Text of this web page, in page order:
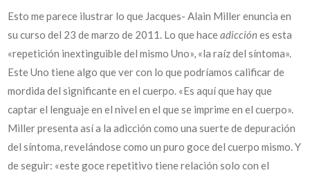
Esto me parece ilustrar lo que Jacques- Alain Miller enuncia en
su curso del 23 de marzo de 2011. Lo que haceadicción es esta
«repetición inextinguible del mismo Uno», «la raíz del síntoma».
Este Uno tiene algo que ver con lo que podríamos calificar de
mordida del significante en el cuerpo. «Es aquí que hay que
captar el lenguaje en el nivel en el que se imprime en el cuerpo».
Miller presenta así a la adicción como una suerte de depuración
del síntoma, revelándose como un puro goce del cuerpo mismo. Y
de seguir: «este goce repetitivo tiene relación solo con el